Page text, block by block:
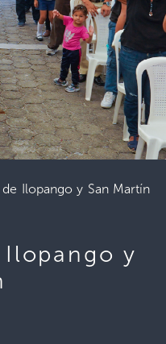
Ilopango y San Martín
y